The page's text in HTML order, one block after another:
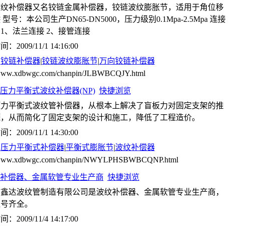
补偿器又名铰链金属补偿器，铰链波纹膨胀节，适用于角位移
型号：本公司生产DN65-DN5000，压力级别0.1Mpa-2.5Mpa 连接
、法兰连接 2、接管连接
：2009/11/1 14:16:00
铰链补偿器|铰链波纹膨胀节|万向铰链补偿器
chanpin/JLBWBCQJY.html
力平衡式波纹补偿器(NP) 快捷浏览
平衡式波纹管补偿器，从根本上解决了盲板力对固定支架的推
从而简化了固定支架的设计和施工，降低了工程造价。
：2009/11/1 14:30:00
压力平衡式补偿器|平衡式膨胀节|波纹补偿器
chanpin/NWYLPHSBWBCQNP.html
偿器、金属软管专业生产商 快捷浏览
达波纹管制造有限公司是波纹补偿器、金属软管专业生产商，
齐全。
：2009/11/4 14:17:00